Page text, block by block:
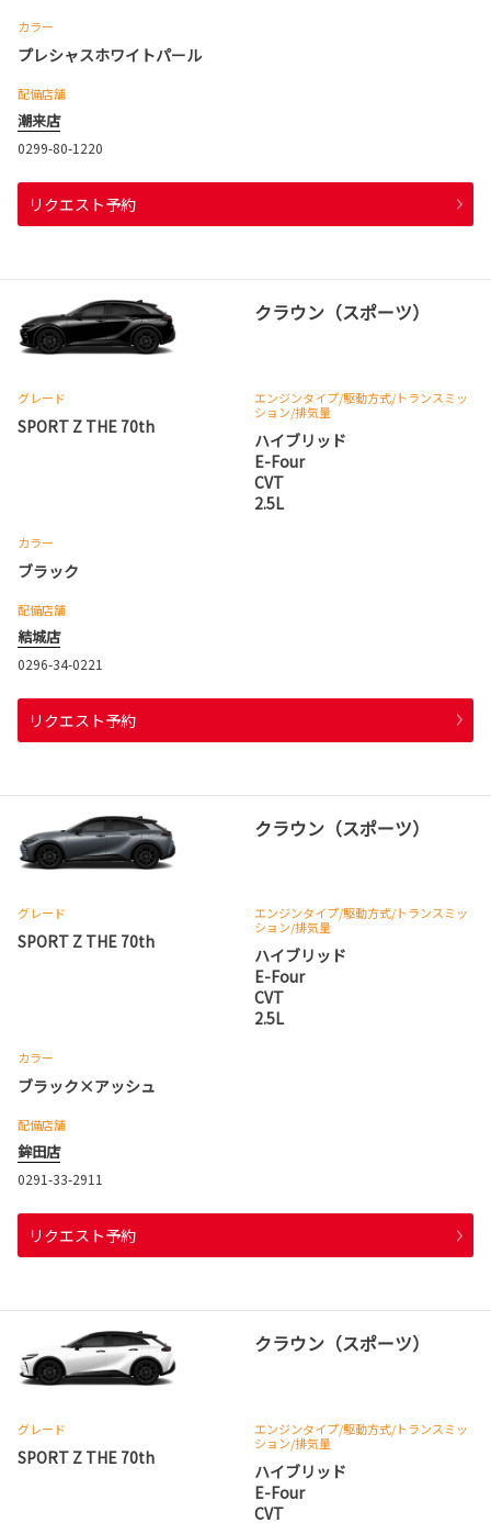
カラー
プレシャスホワイトパール
配備店舗
潮来店
0299-80-1220
リクエスト予約
クラウン（スポーツ）
グレード
SPORT Z THE 70th
エンジンタイプ/駆動方式/トランスミッ
ション/排気量
ハイブリッド
E-Four
CVT
2.5L
カラー
ブラック
配備店舗
結城店
0296-34-0221
リクエスト予約
クラウン（スポーツ）
グレード
SPORT Z THE 70th
エンジンタイプ/駆動方式/トランスミッ
ション/排気量
ハイブリッド
E-Four
CVT
2.5L
カラー
ブラック×アッシュ
配備店舗
鉾田店
0291-33-2911
リクエスト予約
クラウン（スポーツ）
グレード
SPORT Z THE 70th
エンジンタイプ/駆動方式/トランスミッ
ション/排気量
ハイブリッド
E-Four
CVT